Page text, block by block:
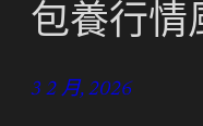
包養行情
3 2 月, 2026